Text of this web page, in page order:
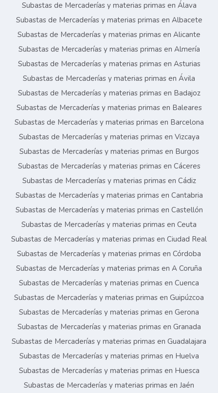
Subastas de Mercaderías y materias primas en Álava
Subastas de Mercaderías y materias primas en Albacete
Subastas de Mercaderías y materias primas en Alicante
Subastas de Mercaderías y materias primas en Almería
Subastas de Mercaderías y materias primas en Asturias
Subastas de Mercaderías y materias primas en Ávila
Subastas de Mercaderías y materias primas en Badajoz
Subastas de Mercaderías y materias primas en Baleares
Subastas de Mercaderías y materias primas en Barcelona
Subastas de Mercaderías y materias primas en Vizcaya
Subastas de Mercaderías y materias primas en Burgos
Subastas de Mercaderías y materias primas en Cáceres
Subastas de Mercaderías y materias primas en Cádiz
Subastas de Mercaderías y materias primas en Cantabria
Subastas de Mercaderías y materias primas en Castellón
Subastas de Mercaderías y materias primas en Ceuta
Subastas de Mercaderías y materias primas en Ciudad Real
Subastas de Mercaderías y materias primas en Córdoba
Subastas de Mercaderías y materias primas en A Coruña
Subastas de Mercaderías y materias primas en Cuenca
Subastas de Mercaderías y materias primas en Guipúzcoa
Subastas de Mercaderías y materias primas en Gerona
Subastas de Mercaderías y materias primas en Granada
Subastas de Mercaderías y materias primas en Guadalajara
Subastas de Mercaderías y materias primas en Huelva
Subastas de Mercaderías y materias primas en Huesca
Subastas de Mercaderías y materias primas en Jaén